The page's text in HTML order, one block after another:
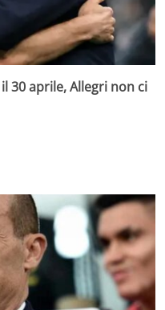
30 aprile, Allegri non ci